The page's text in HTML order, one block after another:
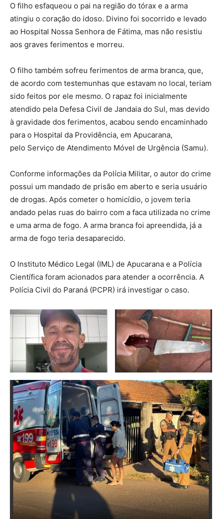
O filho esfaqueou o pai na região do tórax e a arma
atingiu o coração do idoso. Divino foi socorrido e levado
ao Hospital Nossa Senhora de Fátima, mas não resistiu
aos graves ferimentos e morreu.
O filho também sofreu ferimentos de arma branca, que,
de acordo com testemunhas que estavam no local, teriam
sido feitos por ele mesmo. O rapaz foi inicialmente
atendido pela Defesa Civil de Jandaia do Sul, mas devido
à gravidade dos ferimentos, acabou sendo encaminhado
para o Hospital da Providência, em Apucarana,
pelo Serviço de Atendimento Móvel de Urgência (Samu).
Conforme informações da Polícia Militar, o autor do crime
possui um mandado de prisão em aberto e seria usuário
de drogas. Após cometer o homicídio, o jovem teria
andado pelas ruas do bairro com a faca utilizada no crime
e uma arma de fogo. A arma branca foi apreendida, já a
arma de fogo teria desaparecido.
O Instituto Médico Legal (IML) de Apucarana e a Polícia
Científica foram acionados para atender a ocorrência. A
Polícia Civil do Paraná (PCPR) irá investigar o caso.